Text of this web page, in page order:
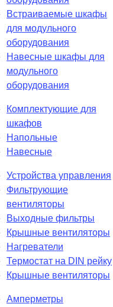
Встраиваемые шкафы
для модульного
оборудования
Навесные шкафы для
модульного
оборудования
Комплектующие для
шкафов
Напольные
Навесные
Устройства управления
Фильтрующие
вентиляторы
Выходные фильтры
Крышные вентиляторы
Нагреватели
Термостат на DIN рейку
Крышные вентиляторы
Амперметры